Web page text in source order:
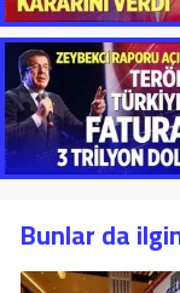
Bunlar da